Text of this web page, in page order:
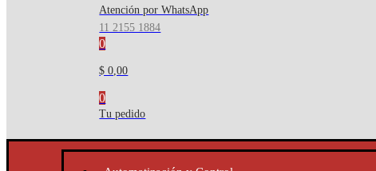
Atención por WhatsApp
11 2155 1884
0
$ 0,00
0
Tu pedido